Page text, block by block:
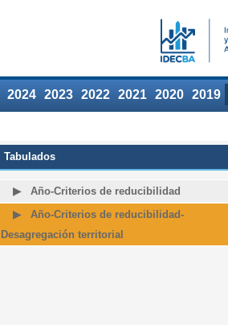
2024 2023 2022 2021 2020 2019
Tabulados
Año-Criterios de reducibilidad
Año-Criterios de reducibilidad-
Desagregación territorial